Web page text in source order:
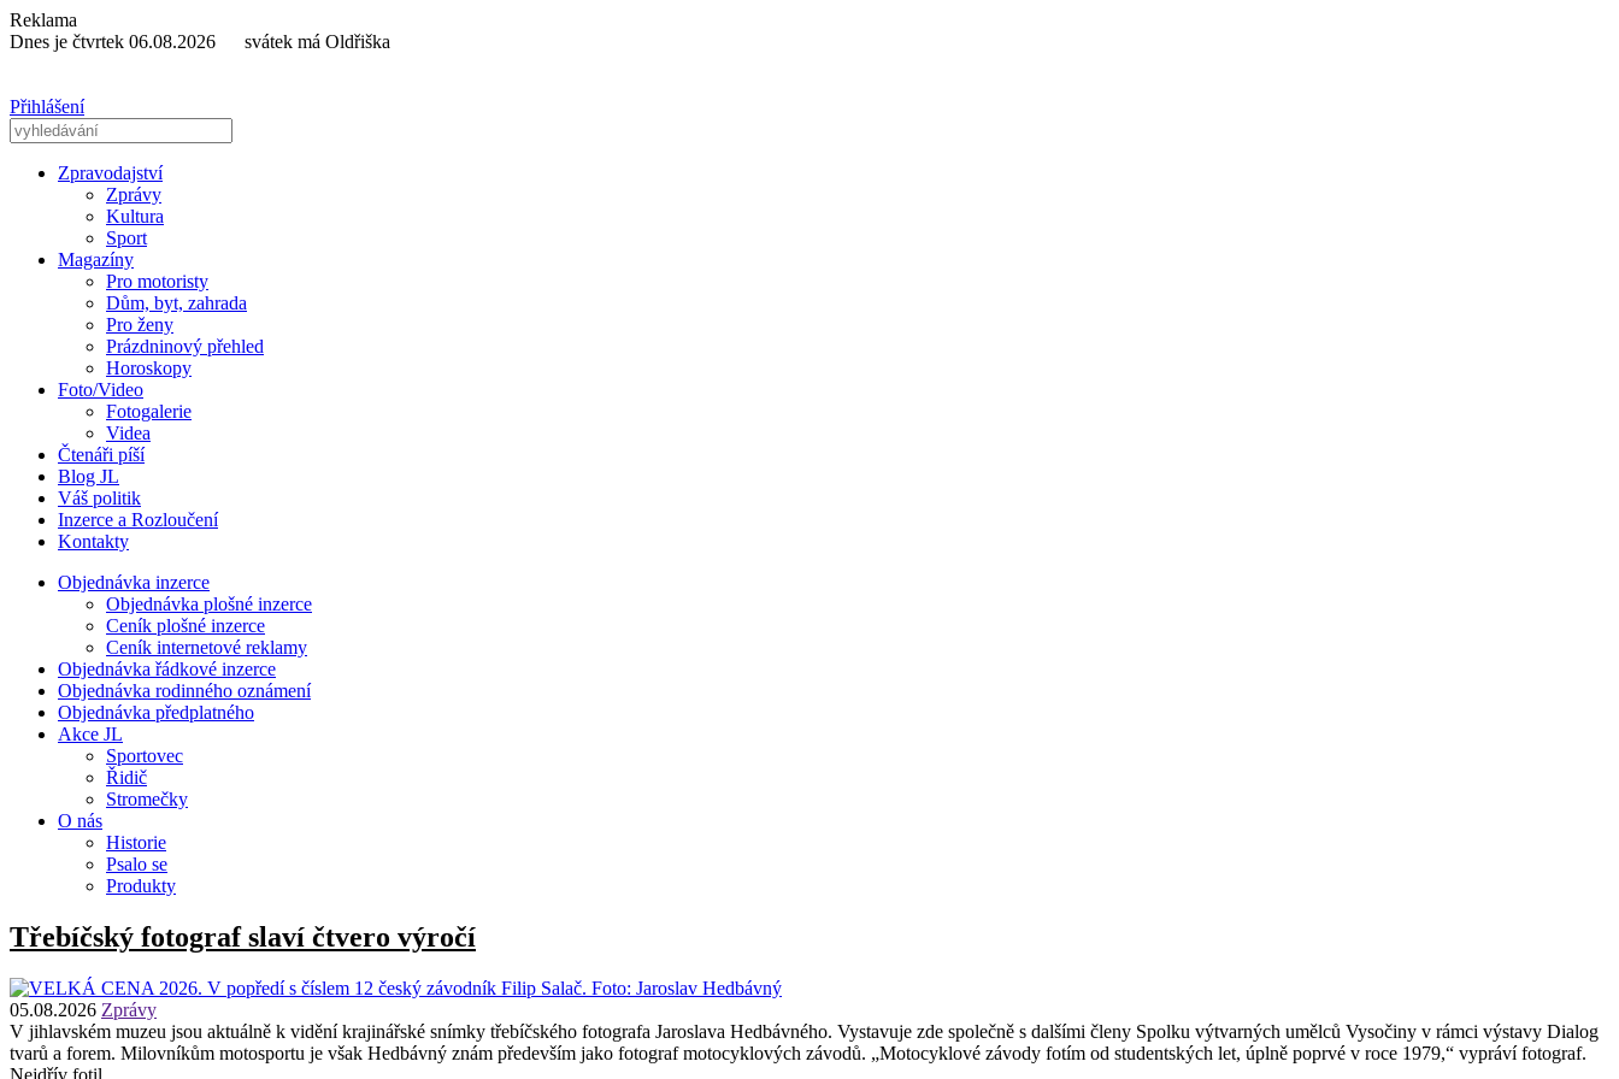
Reklama
Dnes je čtvrtek 06.08.2026 svátek má Oldřiška
Přihlášení
Zpravodajství
Zprávy
Kultura
Sport
Magazíny
Pro motoristy
Dům, byt, zahrada
Pro ženy
Prázdninový přehled
Horoskopy
Foto/Video
Fotogalerie
Videa
Čtenáři píší
Blog JL
Váš politik
Inzerce a Rozloučení
Kontakty
Objednávka inzerce
Objednávka plošné inzerce
Ceník plošné inzerce
Ceník internetové reklamy
Objednávka řádkové inzerce
Objednávka rodinného oznámení
Objednávka předplatného
Akce JL
Sportovec
Řidič
Stromečky
O nás
Historie
Psalo se
Produkty
Třebíčský fotograf slaví čtvero výročí
05.08.2026 Zprávy
V jihlavském muzeu jsou aktuálně k vidění krajinářské snímky třebíčského fotografa Jaroslava Hedbávného. Vystavuje zde společně s dalšími členy Spolku výtvarných umělců Vysočiny v rámci výstavy Dialog
tvarů a forem. Milovníkům motosportu je však Hedbávný znám především jako fotograf motocyklových závodů. „Motocyklové závody fotím od studentských let, úplně poprvé v roce 1979,“ vypráví fotograf.
Nejdřív fotil ...